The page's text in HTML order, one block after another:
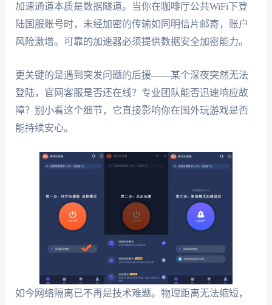
加速通道本质是数据隧道。当你在咖啡厅公共WiFi下登
陆国服账号时，未经加密的传输如同明信片邮寄，账户
风险激增。可靠的加速器必须提供数据安全加密能力。
更关键的是遇到突发问题的后援——某个深夜突然无法
登陆，官网客服是否还在线？专业团队能否迅速响应故
障？别小看这个细节，它直接影响你在国外玩游戏是否
能持续安心。
如今网络隔离已不再是技术难题。物理距离无法缩短，